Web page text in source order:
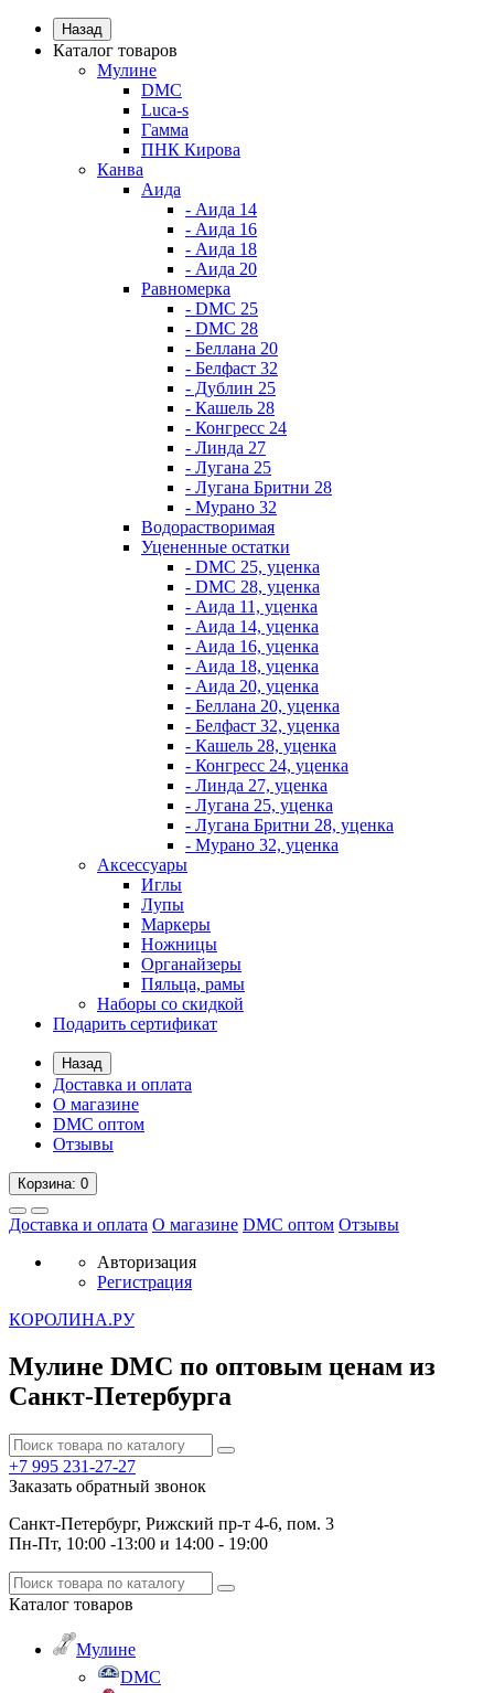
Назад
Каталог товаров
Мулине
DMC
Luca-s
Гамма
ПНК Кирова
Канва
Аида
- Аида 14
- Аида 16
- Аида 18
- Аида 20
Равномерка
- DMC 25
- DMC 28
- Беллана 20
- Белфаст 32
- Дублин 25
- Кашель 28
- Конгресс 24
- Линда 27
- Лугана 25
- Лугана Бритни 28
- Мурано 32
Водорастворимая
Уцененные остатки
- DMC 25, уценка
- DMC 28, уценка
- Аида 11, уценка
- Аида 14, уценка
- Аида 16, уценка
- Аида 18, уценка
- Аида 20, уценка
- Беллана 20, уценка
- Белфаст 32, уценка
- Кашель 28, уценка
- Конгресс 24, уценка
- Линда 27, уценка
- Лугана 25, уценка
- Лугана Бритни 28, уценка
- Мурано 32, уценка
Аксессуары
Иглы
Лупы
Маркеры
Ножницы
Органайзеры
Пяльца, рамы
Наборы со скидкой
Подарить сертификат
Назад
Доставка и оплата
О магазине
DMC оптом
Отзывы
Корзина: 0
Доставка и оплата О магазине DMC оптом Отзывы
Авторизация
Регистрация
КОРОЛИНА.РУ
Мулине DMC по оптовым ценам из
Санкт-Петербурга
+7 995 231-27-27
Заказать обратный звонок
Санкт-Петербург, Рижский пр-т 4-6, пом. 3
Пн-Пт, 10:00 -13:00 и 14:00 - 19:00
Каталог товаров
Мулине
DMC